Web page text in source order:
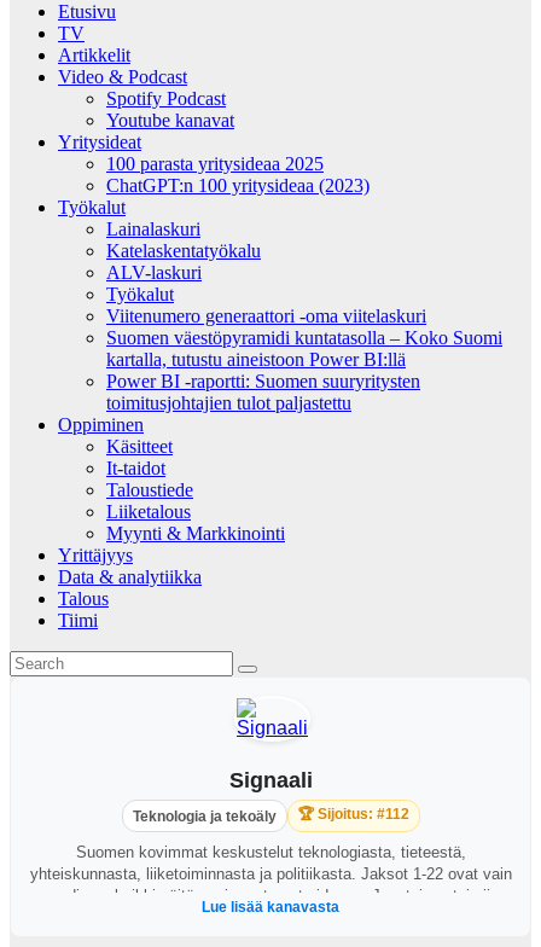
Etusivu
TV
Artikkelit
Video & Podcast
Spotify Podcast
Youtube kanavat
Yritysideat
100 parasta yritysideaa 2025
ChatGPT:n 100 yritysideaa (2023)
Työkalut
Lainalaskuri
Katelaskentatyökalu
ALV-laskuri
Työkalut
Viitenumero generaattori -oma viitelaskuri
Suomen väestöpyramidi kuntatasolla – Koko Suomi
kartalla, tutustu aineistoon Power BI:llä
Power BI -raportti: Suomen suuryritysten
toimitusjohtajien tulot paljastettu
Oppiminen
Käsitteet
It-taidot
Taloustiede
Liiketalous
Myynti & Markkinointi
Yrittäjyys
Data & analytiikka
Talous
Tiimi
Signaali
Teknologia ja tekoäly 🏆 Sijoitus: #112
Suomen kovimmat keskustelut teknologiasta, tieteestä,
yhteiskunnasta, liiketoiminnasta ja politiikasta. Jaksot 1-22 ovat vain
audiona, kaikki näitä uusimmat ovat videona. Juontajana toimii
George Lapinlampi.
Lue lisää kanavasta